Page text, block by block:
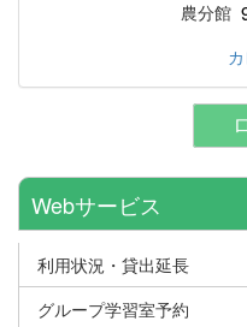
農分館
Webサービス
利用状況・貸出延長
グループ学習室予約